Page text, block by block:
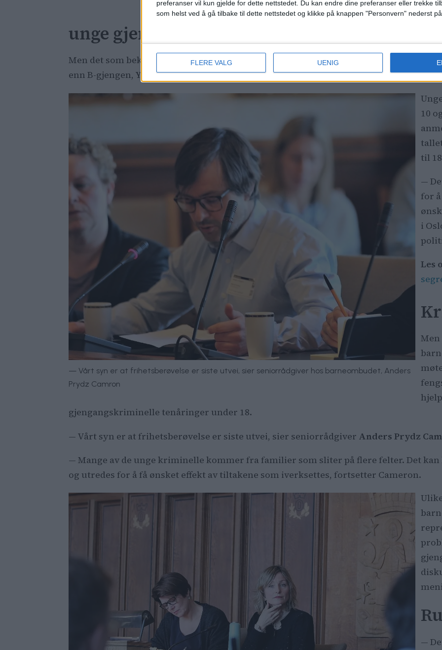
preferanser vil kun gjelde for dette nettstedet. Du kan endre dine preferanser eller trekke
som helst ved å gå tilbake til dette nettstedet og klikke på knappen "Personvern" nederst på
FLERE VALG UENIG
unge gjengangere
Men det som bekymrer politiet, politikere og hjelpeapparatet nå er at de voldelige,
enn B-gjengen, Young Guns og andre voldelige, kriminelle gjenger som herjet i Oslo
— Vårt syn er at frihetsberøvelse er siste utvei, sier seniorrådgiver hos barneombudet, Anders
Prydz Camron
10
til
—
for
i
Les
gjengangskriminelle tenåringer under 18.
— Vårt syn er at frihetsberøvelse er siste utvei, sier seniorrådgiver Anders Prydz
— Mange av de unge kriminelle kommer fra familier som sliter på flere felter. Det
og utredes for å få ønsket effekt av tiltakene som iverksettes, fortsetter Cameron.
—